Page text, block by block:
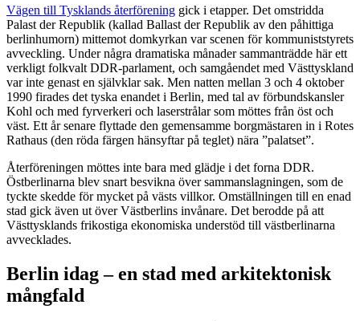
Vägen till Tysklands återförening gick i etapper. Det omstridda
Palast der Republik (kallad Ballast der Republik av den påhittiga
berlinhumorn) mittemot domkyrkan var scenen för kommuniststyrets
avveckling. Under några dramatiska månader sammanträdde här ett
verkligt folkvalt DDR-parlament, och samgåendet med Västtyskland
var inte genast en självklar sak. Men natten mellan 3 och 4 oktober
1990 firades det tyska enandet i Berlin, med tal av förbundskansler
Kohl och med fyrverkeri och laserstrålar som möttes från öst och
väst. Ett år senare flyttade den gemensamme borgmästaren in i Rotes
Rathaus (den röda färgen hänsyftar på teglet) nära ”palatset”.
Återföreningen möttes inte bara med glädje i det forna DDR.
Östberlinarna blev snart besvikna över sammanslagningen, som de
tyckte skedde för mycket på västs villkor. Omställningen till en enad
stad gick även ut över Västberlins invånare. Det berodde på att
Västtysklands frikostiga ekonomiska understöd till västberlinarna
avvecklades.
Berlin idag – en stad med arkitektonisk
mångfald